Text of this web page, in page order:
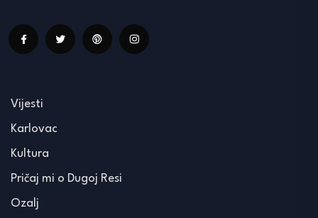
Vijesti
Karlovac
Kultura
Pričaj mi o Dugoj Resi
Ozalj